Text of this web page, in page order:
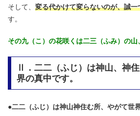
そして、 変る代かけて変らないのが、誠
す。
その九（こ）の花咲くは二三（ふみ）の山、
Ⅱ．二二（ふじ）は神山、神
界の真中です。
●二二（ふじ）は神山神住む所、やがて世